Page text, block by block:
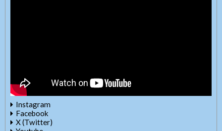
Instagram
Facebook
X (Twitter)